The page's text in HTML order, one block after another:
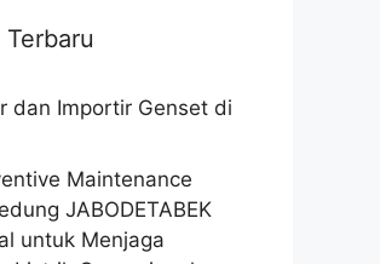
dan Importir Genset di
Maintenance
JABODETABEK
untuk Menjaga